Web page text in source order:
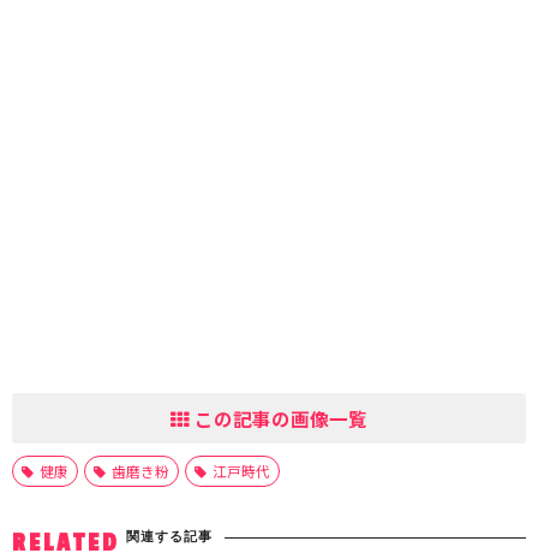
この記事の画像一覧
健康 歯磨き粉 江戸時代
RELATED 関連する記事